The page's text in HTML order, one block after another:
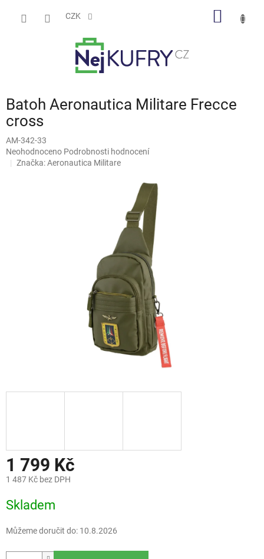
CZK
Batoh Aeronautica Militare Frecce
cross
AM-342-33
Průměrné
hodnocení
Neohodnoceno Podrobnosti hodnocení
Značka:Aeronautica Militare
1 799 Kč
1 487 Kč bez DPH
cena:
Skladem
Můžeme doručit do: 10.8.2026